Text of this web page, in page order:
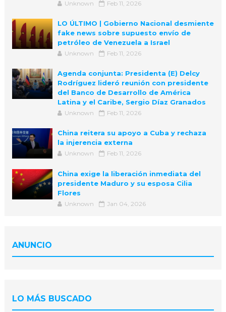
Unknown Feb 11, 2026
LO ÚLTIMO | Gobierno Nacional desmiente
fake news sobre supuesto envío de
petróleo de Venezuela a Israel
Unknown Feb 11, 2026
Agenda conjunta: Presidenta (E) Delcy
Rodríguez lideró reunión con presidente
del Banco de Desarrollo de América
Latina y el Caribe, Sergio Díaz Granados
Unknown Feb 11, 2026
China reitera su apoyo a Cuba y rechaza
la injerencia externa
Unknown Feb 11, 2026
China exige la liberación inmediata del
presidente Maduro y su esposa Cilia
Flores
Unknown Jan 04, 2026
ANUNCIO
LO MÁS BUSCADO